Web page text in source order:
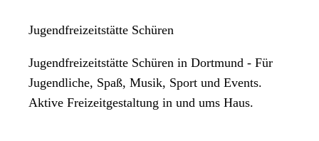
Jugendfreizeitstätte Schüren
Jugendfreizeitstätte Schüren in Dortmund - Für
Jugendliche, Spaß, Musik, Sport und Events.
Aktive Freizeitgestaltung in und ums Haus.